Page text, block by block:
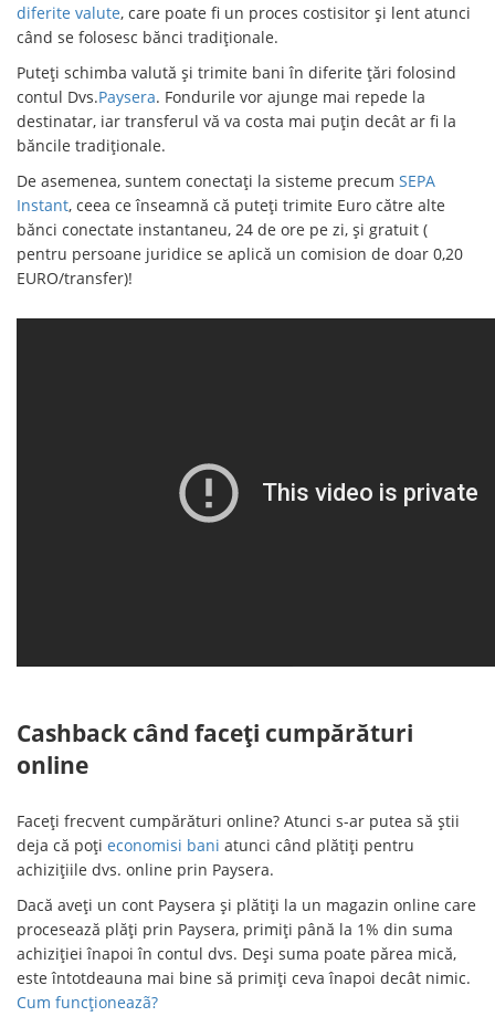
diferite valute, care poate fi un proces costisitor și lent atunci
când se folosesc bănci tradiționale.
Puteți schimba valută și trimite bani în diferite țări folosind
contul Dvs.Paysera. Fondurile vor ajunge mai repede la
destinatar, iar transferul vă va costa mai puțin decât ar fi la
băncile tradiționale.
De asemenea, suntem conectați la sisteme precum SEPA
Instant, ceea ce înseamnă că puteți trimite Euro către alte
bănci conectate instantaneu, 24 de ore pe zi, și gratuit (
pentru persoane juridice se aplică un comision de doar 0,20
EURO/transfer)!
Cashback când faceți cumpărături
online
Faceți frecvent cumpărături online? Atunci s-ar putea să știi
deja că poți economisi bani atunci când plătiți pentru
achizițiile dvs. online prin Paysera.
Dacă aveți un cont Paysera și plătiți la un magazin online care
procesează plăți prin Paysera, primiți până la 1% din suma
achiziției înapoi în contul dvs. Deși suma poate părea mică,
este întotdeauna mai bine să primiți ceva înapoi decât nimic.
Cum funcționeazã?